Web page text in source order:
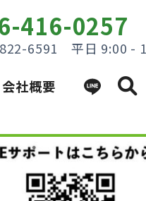
416-0257
6591 平日 9:00 -
会社概要